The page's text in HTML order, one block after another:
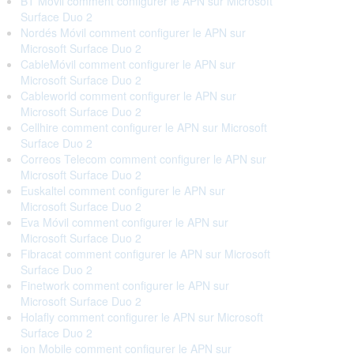
Surface Duo 2
Nordés Móvil comment configurer le APN sur
Microsoft Surface Duo 2
CableMóvil comment configurer le APN sur
Microsoft Surface Duo 2
Cableworld comment configurer le APN sur
Microsoft Surface Duo 2
Cellhire comment configurer le APN sur Microsoft
Surface Duo 2
Correos Telecom comment configurer le APN sur
Microsoft Surface Duo 2
Euskaltel comment configurer le APN sur
Microsoft Surface Duo 2
Eva Móvil comment configurer le APN sur
Microsoft Surface Duo 2
Fibracat comment configurer le APN sur Microsoft
Surface Duo 2
Finetwork comment configurer le APN sur
Microsoft Surface Duo 2
Holafly comment configurer le APN sur Microsoft
Surface Duo 2
ion Mobile comment configurer le APN sur